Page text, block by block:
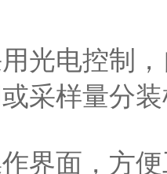
光电控制
采样量分
界面，方